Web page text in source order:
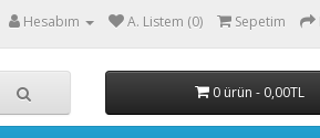
Hesabım A. Listem (0) Sepetim
0 ürün - 0,00TL